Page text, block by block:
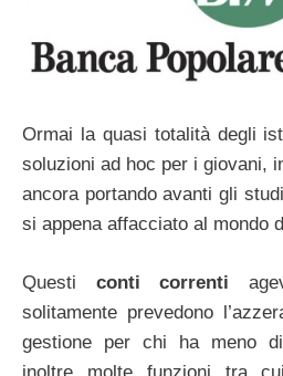
Ormai la quasi totalità degli
soluzioni ad hoc per i giovani,
ancora portando avanti gli
si appena affacciato al mondo
Questi conti correnti
solitamente prevedono
gestione per chi ha meno